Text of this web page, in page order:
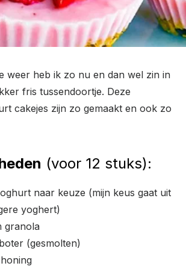
weer heb ik zo nu en dan wel zin in
fris tussendoortje. Deze
cakejes zijn zo gemaakt en ook zo
(voor 12 stuks):
naar keuze (mijn keus gaat uit
yoghert)
granola
(gesmolten)